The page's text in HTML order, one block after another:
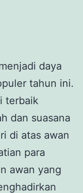
daya
tahun ini.
terbaik
dan suasana
di atas awan
para
awan yang